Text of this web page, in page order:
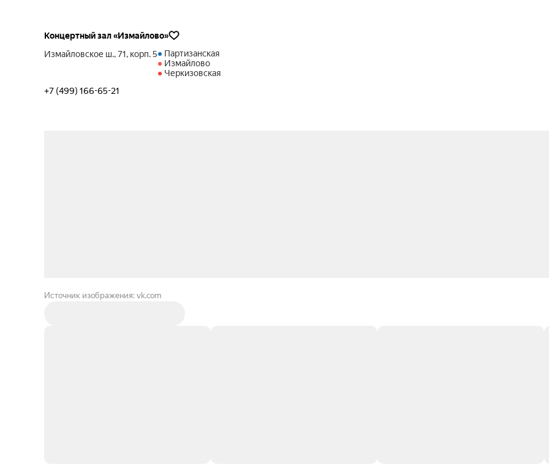
Концертный зал «Измайлово»
Измайловское ш., 71, корп. 5
Партизанская
Измайлово
Черкизовская
+7 (499) 166-65-21
Источник изображения: vk.com